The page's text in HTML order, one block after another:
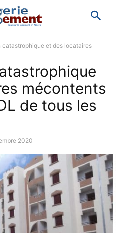
catastrophique et des locataires
mécontents
de tous les
2020